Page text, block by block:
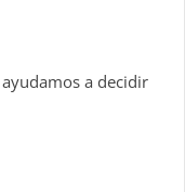
a decidir